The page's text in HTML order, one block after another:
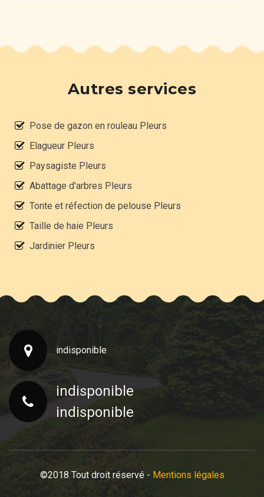
Autres services
Pose de gazon en rouleau Pleurs
Elagueur Pleurs
Paysagiste Pleurs
Abattage d'arbres Pleurs
Tonte et réfection de pelouse Pleurs
Taille de haie Pleurs
Jardinier Pleurs
indisponible
indisponible
indisponible
©2018 Tout droit réservé - Mentions légales